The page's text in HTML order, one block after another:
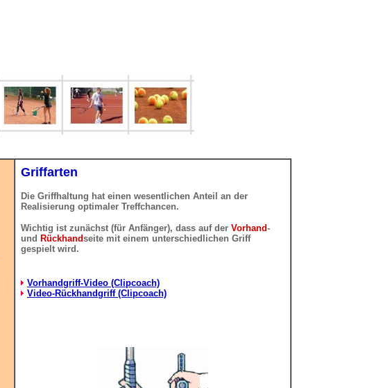
Griffarten
Die Griffhaltung hat einen wesentlichen Anteil an der
Realisierung optimaler Treffchancen.
Wichtig ist zunächst (für Anfänger), dass auf der Vorhand-
und Rückhandseite mit einem unterschiedlichen Griff
gespielt wird.
Vorhandgriff-Video (Clipcoach)
Video-Rückhandgriff (Clipcoach)